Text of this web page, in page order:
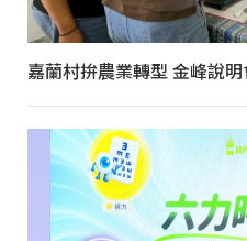
嘉蘭村拚農業轉型 金峰說